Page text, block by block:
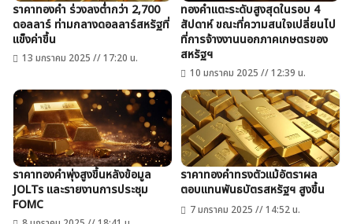
ราคาทองคำ ร่วงลงต่ำกว่า 2,700
ดอลลาร์ ท่ามกลางดอลลาร์สหรัฐที่
แข็งค่าขึ้น
13 มกราคม 2025 // 17:20 น.
ทองคำแตะระดับสูงสุดในรอบ 4
สัปดาห์ ขณะที่ความสนใจเปลี่ยนไป
ที่การจ้างงานนอกภาคเกษตรของ
สหรัฐฯ
10 มกราคม 2025 // 12:39 น.
ราคาทองคำพุ่งสูงขึ้นหลังข้อมูล
JOLTs และรายงานการประชุม
FOMC
ราคาทองคำทรงตัวแม้อัตราผล
ตอบแทนพันธบัตรสหรัฐฯ สูงขึ้น
7 มกราคม 2025 // 14:52 น.